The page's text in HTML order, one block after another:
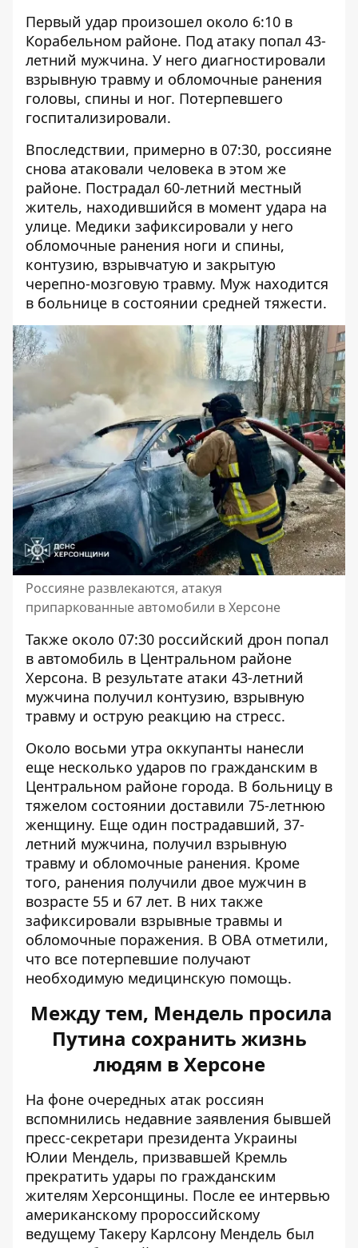
Первый удар произошел около 6:10 в
Корабельном районе. Под атаку попал 43-
летний мужчина. У него диагностировали
взрывную травму и обломочные ранения
головы, спины и ног. Потерпевшего
госпитализировали.
Впоследствии, примерно в 07:30, россияне
снова атаковали человека в этом же
районе. Пострадал 60-летний местный
житель, находившийся в момент удара на
улице. Медики зафиксировали у него
обломочные ранения ноги и спины,
контузию, взрывчатую и закрытую
черепно-мозговую травму. Муж находится
в больнице в состоянии средней тяжести.
Россияне развлекаются, атакуя
припаркованные автомобили в Херсоне
Также около 07:30 российский дрон попал
в автомобиль в Центральном районе
Херсона. В результате атаки 43-летний
мужчина получил контузию, взрывную
травму и острую реакцию на стресс.
Около восьми утра оккупанты нанесли
еще несколько ударов по гражданским в
Центральном районе города. В больницу в
тяжелом состоянии доставили 75-летнюю
женщину. Еще один пострадавший, 37-
летний мужчина, получил взрывную
травму и обломочные ранения. Кроме
того, ранения получили двое мужчин в
возрасте 55 и 67 лет. В них также
зафиксировали взрывные травмы и
обломочные поражения. В ОВА отметили,
что все потерпевшие получают
необходимую медицинскую помощь.
Между тем, Мендель просила
Путина сохранить жизнь
людям в Херсоне
На фоне очередных атак россиян
вспомнились недавние заявления бывшей
пресс-секретари президента Украины
Юлии Мендель, призвавшей Кремль
прекратить удары по гражданским
жителям Херсонщины. После ее интервью
американскому пророссийскому
ведущему Такеру Карлсону Мендель был